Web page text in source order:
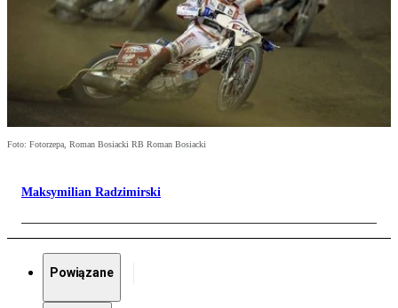
Foto: Fotorzepa, Roman Bosiacki RB Roman Bosiacki
Maksymilian Radzimirski
Powiązane